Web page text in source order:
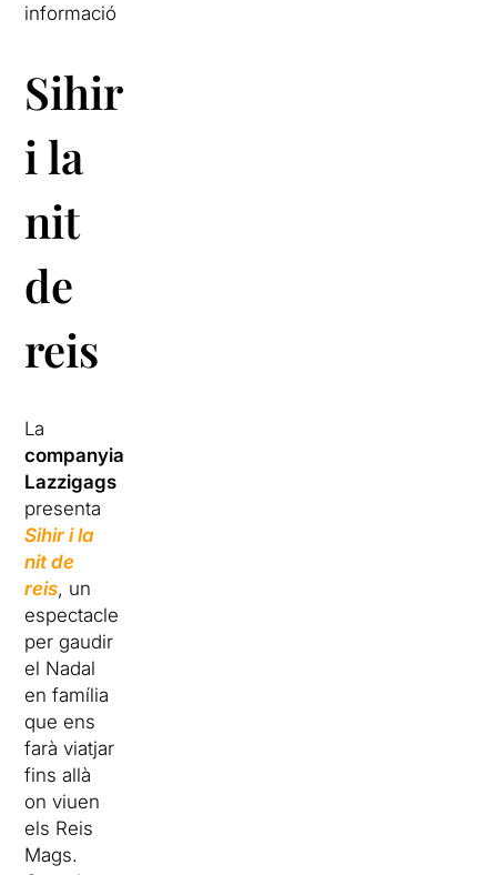
informació
Sihir
i la
nit
de
reis
La
companyia
Lazzigags
presenta
Sihir i la
nit de
reis, un
espectacle
per gaudir
el Nadal
en família
que ens
farà viatjar
fins allà
on viuen
els Reis
Mags.